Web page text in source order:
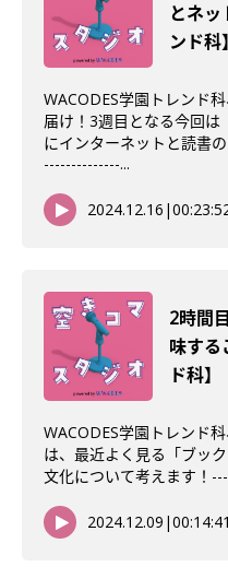
とネッ
ンド科】
WACODES学園トレンド
届け！3週目となる今回は
にインターネットと読書
--------------...
2024.12.16 |
2時間
味する
ド科】
WACODES学園トレンド
は、最近よく見る「ブッ
文化について考えます！
2024.12.09 |00:14:41